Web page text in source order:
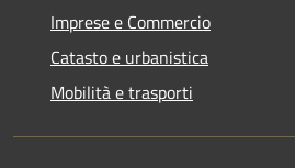
Imprese e Commercio
Catasto e urbanistica
Mobilità e trasporti